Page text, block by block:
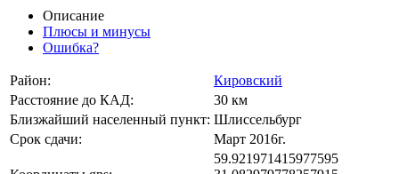
Описание
Плюсы и минусы
Ошибка?
Район:
Кировский
Расстояние до КАД:
30 км
Близжайший населенный пункт: Шлиссельбург
Срок сдачи:
Март 2016г.
59.921971415977595